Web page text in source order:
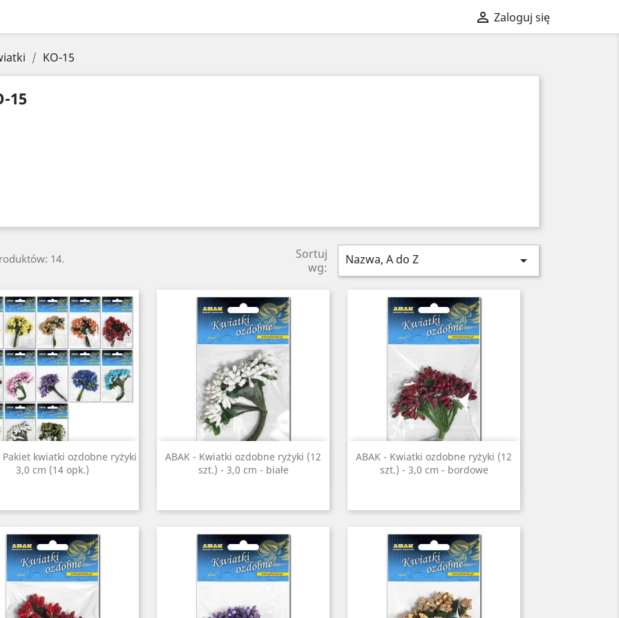
 Zaloguj się
KO-15
15
14.
Sortuj
wg:
Nazwa, A do Z 
Pakiet kwiatki ozdobne ryżyki
3,0 cm (14 opk.)
Szybki podgląd
ABAK - Kwiatki ozdobne ryżyki (12
szt.) - 3,0 cm - białe
Szybki podgląd
ABAK - Kwiatki ozdobne ryżyki (12
szt.) - 3,0 cm - bordowe
Szybki podgląd